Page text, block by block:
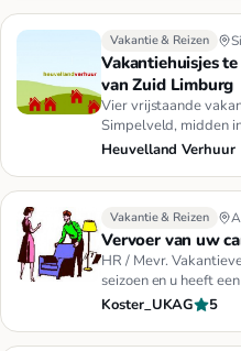
Vakantie & Reizen
Vakantiehuisjes
van Zuid Limburg
Vier vrijstaande
Simpelveld, midden
comfort zoals
Heuvelland Verhuur
Vakantie & Reizen
Vervoer van uw
HR / Mevr.
seizoen en u heeft
orde is En maxim…
Koster_UKAG 5